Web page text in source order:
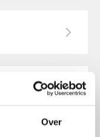
Over